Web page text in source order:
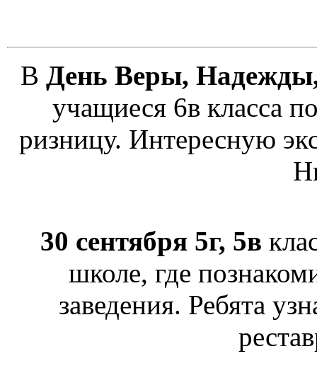
В День Веры,
учащиеся 6в класса
ризницу. Интересную
30 сентября 5г, 5в
школе, где
заведения. Ребята